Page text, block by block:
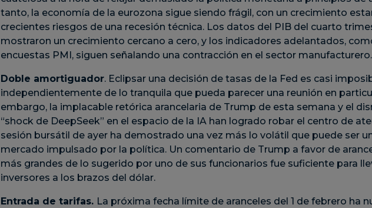
tanto, la economía de la eurozona sigue siendo frágil, con un crecimiento
crecientes riesgos de una recesión técnica. Los datos del PIB del cuarto
mostraron un crecimiento cercano a cero, y los indicadores adelantados,
encuestas PMI, siguen señalando una contracción en el sector manufacturero.
Doble amortiguador. Eclipsar una decisión de tasas de la Fed es casi
independientemente de lo tranquila que pueda parecer una reunión en
embargo, la implacable retórica arancelaria de Trump de esta semana y el
“shock de DeepSeek” en el espacio de la IA han logrado robar el centro de
sesión bursátil de ayer ha demostrado una vez más lo volátil que puede ser
mercado impulsado por la política. Un comentario de Trump a favor de
más grandes de lo sugerido por uno de sus funcionarios fue suficiente para
inversores a los brazos del dólar.
Entrada de tarifas. La próxima fecha límite de aranceles del 1 de febrero ha